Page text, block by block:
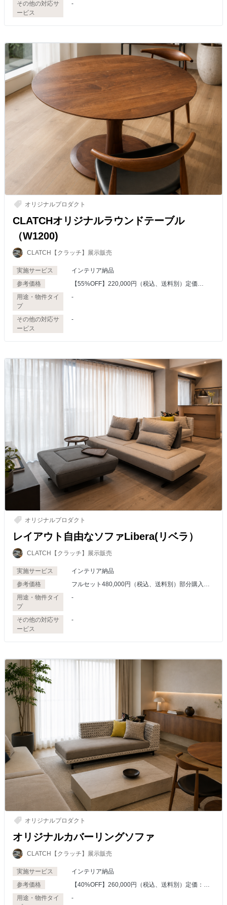
その他の対応サ
ービス
-
オリジナルプロダクト
CLATCHオリジナルラウンドテーブル
（W1200)
CLATCH【クラッチ】展示販売
実施サービス
インテリア納品
参考価格
【55%OFF】220,000円（税込、送料別）定価
用途・物件タイ
プ
-
その他の対応サ
ービス
-
オリジナルプロダクト
レイアウト自由なソファLibera(リベラ）
CLATCH【クラッチ】展示販売
実施サービス
インテリア納品
参考価格
フルセット480,000円（税込、送料別）部分購入は
用途・物件タイ
プ
-
その他の対応サ
ービス
-
オリジナルプロダクト
オリジナルカバーリングソファ
CLATCH【クラッチ】展示販売
実施サービス
インテリア納品
参考価格
【40%OFF】260,000円（税込、送料別）定価：
用途・物件タイ
-